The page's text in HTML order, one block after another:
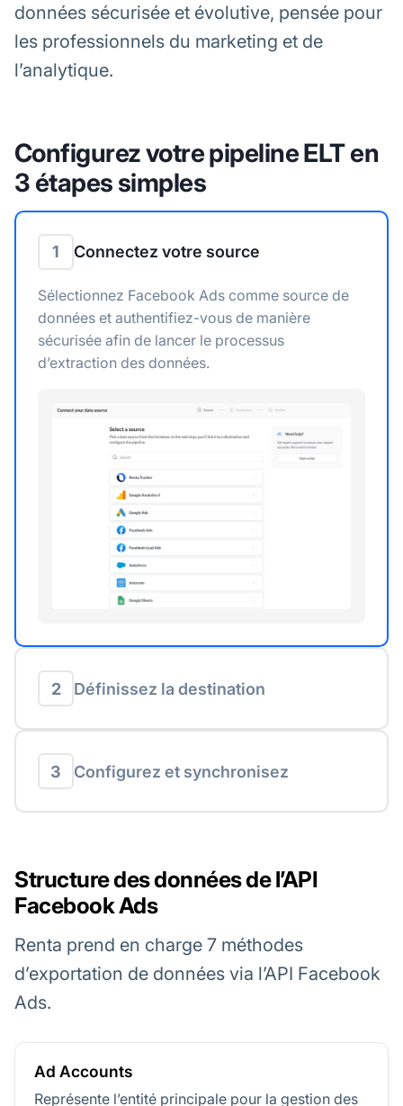
données sécurisée et évolutive, pensée pour
les professionnels du marketing et de
l’analytique.
Configurez votre pipeline ELT en
3 étapes simples
1 Connectez votre source
Sélectionnez Facebook Ads comme source de
données et authentifiez-vous de manière
sécurisée afin de lancer le processus
d’extraction des données.
2 Définissez la destination
3 Configurez et synchronisez
Structure des données de l’API
Facebook Ads
Renta prend en charge 7 méthodes
d’exportation de données via l’API Facebook
Ads.
Ad Accounts
Représente l’entité principale pour la gestion des